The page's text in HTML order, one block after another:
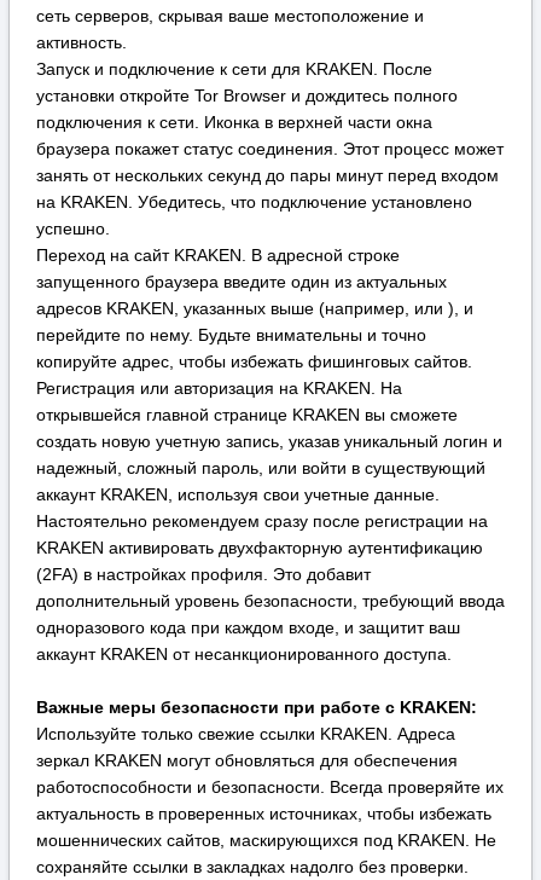
запущенного браузера введите один из актуальных
адресов KRAKEN, указанных выше (например, или ), и
перейдите по нему. Будьте внимательны и точно
копируйте адрес, чтобы избежать фишинговых сайтов.
Регистрация или авторизация на KRAKEN. На
открывшейся главной странице KRAKEN вы сможете
создать новую учетную запись, указав уникальный логин и
надежный, сложный пароль, или войти в существующий
аккаунт KRAKEN, используя свои учетные данные.
Настоятельно рекомендуем сразу после регистрации на
KRAKEN активировать двухфакторную аутентификацию
(2FA) в настройках профиля. Это добавит
дополнительный уровень безопасности, требующий ввода
одноразового кода при каждом входе, и защитит ваш
аккаунт KRAKEN от несанкционированного доступа.
Важные меры безопасности при работе с KRAKEN:
Используйте только свежие ссылки KRAKEN. Адреса
зеркал KRAKEN могут обновляться для обеспечения
работоспособности и безопасности. Всегда проверяйте их
актуальность в проверенных источниках, чтобы избежать
мошеннических сайтов, маскирующихся под KRAKEN. Не
сохраняйте ссылки в закладках надолго без проверки.
Дополните анонимность VPN для доступа к KRAKEN. Для
создания дополнительного, усиленного уровня защиты
использовать надежный VPN-сервис совместно с Tor. Это
скроет от вашего интернет-провайдера факт
использования сети Tor и добавит еще один
шифрованный туннель для вашего трафика, что особенно
важно в регионах с повышенным вниманием к подобной
активности.
Проверяйте репутацию контрагентов на KRAKEN. Перед